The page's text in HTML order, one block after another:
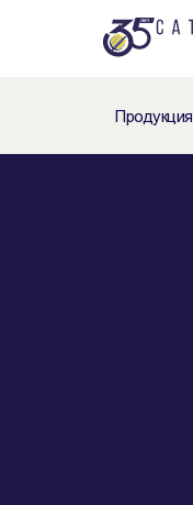
Продукция